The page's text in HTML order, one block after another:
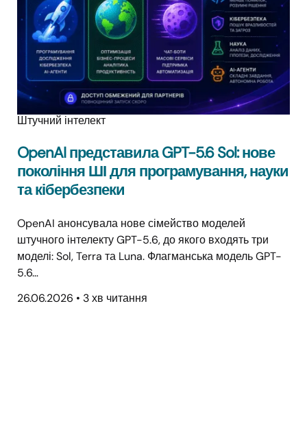
Штучний інтелект
OpenAI представила GPT-5.6 Sol: нове
покоління ШІ для програмування, науки
та кібербезпеки
OpenAI анонсувала нове сімейство моделей
штучного інтелекту GPT-5.6, до якого входять три
моделі: Sol, Terra та Luna. Флагманська модель GPT-
5.6…
26.06.2026 • 3 хв читання